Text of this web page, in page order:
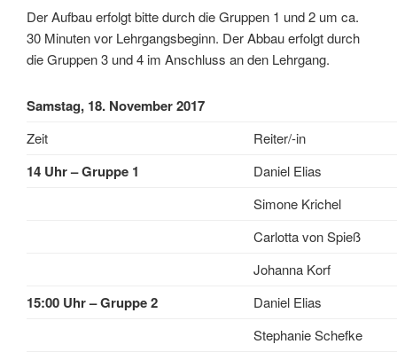
Der Aufbau erfolgt bitte durch die Gruppen 1 und 2 um ca.
30 Minuten vor Lehrgangsbeginn. Der Abbau erfolgt durch
die Gruppen 3 und 4 im Anschluss an den Lehrgang.
Samstag, 18. November 2017
Zeit Reiter/-in
14 Uhr – Gruppe 1
Daniel Elias
Simone Krichel
Carlotta von Spieß
Johanna Korf
15:00 Uhr – Gruppe 2
Daniel Elias
Stephanie Schefke